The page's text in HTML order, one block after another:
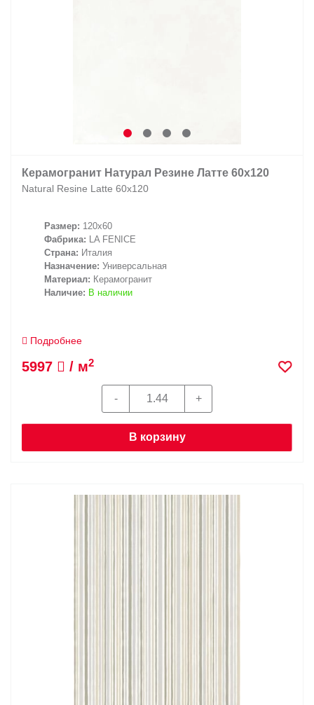
Керамогранит Натурал Резине Латте 60х120
Natural Resine Latte 60х120
Размер: 120x60
Фабрика: LA FENICE
Страна: Италия
Назначение: Универсальная
Материал: Керамогранит
Наличие: В наличии
Подробнее
5997 / м2
В корзину